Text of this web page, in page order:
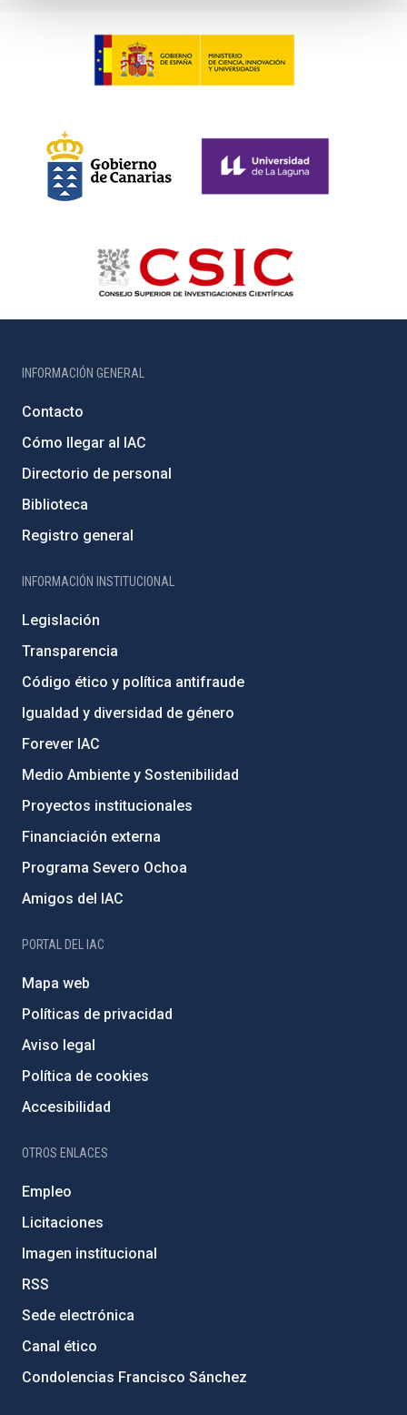
INFORMACIÓN GENERAL
Contacto
Cómo llegar al IAC
Directorio de personal
Biblioteca
Registro general
INFORMACIÓN INSTITUCIONAL
Legislación
Transparencia
Código ético y política antifraude
Igualdad y diversidad de género
Forever IAC
Medio Ambiente y Sostenibilidad
Proyectos institucionales
Financiación externa
Programa Severo Ochoa
Amigos del IAC
PORTAL DEL IAC
Mapa web
Políticas de privacidad
Aviso legal
Política de cookies
Accesibilidad
OTROS ENLACES
Empleo
Licitaciones
Imagen institucional
RSS
Sede electrónica
Canal ético
Condolencias Francisco Sánchez